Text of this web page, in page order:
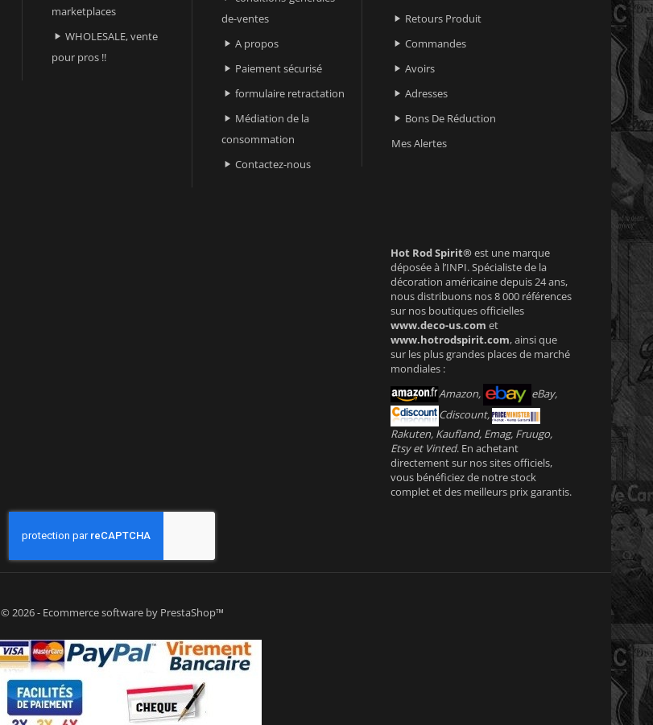
marketplaces
 WHOLESALE, vente
pour pros !!
de-ventes
 A propos
 Paiement sécurisé
 formulaire retractation
 Médiation de la
consommation
 Contactez-nous
 Retours Produit
 Commandes
 Avoirs
 Adresses
 Bons De Réduction
Mes Alertes
Hot Rod Spirit®est une marque
déposée à l’INPI. Spécialiste de la
décoration américaine depuis 24 ans,
nous distribuons nos 8 000 références
sur nos boutiques officielles
www.deco-us.com et
www.hotrodspirit.com, ainsi que
sur les plus grandes places de marché
mondiales :
Amazon,
eBay,
Cdiscount,
Rakuten, Kaufland, Emag, Fruugo,
Etsy et Vinted. En achetant
directement sur nos sites officiels,
vous bénéficiez de notre stock
complet et des meilleurs prix garantis.
© 2026 - Ecommerce software by PrestaShop™